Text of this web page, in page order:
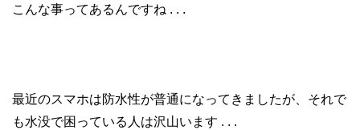
こんな事ってあるんですね . . .
最近のスマホは防水性が普通になってきましたが、それで
も水没で困っている人は沢山います . . .